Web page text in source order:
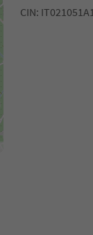
CIN: